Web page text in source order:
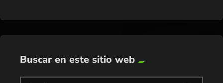
Buscar en este sitio web